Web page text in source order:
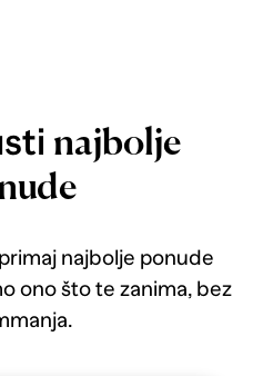
najbolje
najbolje ponude
ono što te zanima, bez